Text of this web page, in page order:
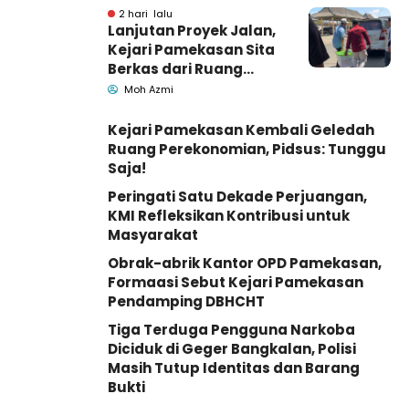
2 hari lalu
Lanjutan Proyek Jalan,
Kejari Pamekasan Sita
Berkas dari Ruang
Pemkab Pamekasan
Moh Azmi
Kejari Pamekasan Kembali Geledah
Ruang Perekonomian, Pidsus: Tunggu
Saja!
Peringati Satu Dekade Perjuangan,
KMI Refleksikan Kontribusi untuk
Masyarakat
Obrak-abrik Kantor OPD Pamekasan,
Formaasi Sebut Kejari Pamekasan
Pendamping DBHCHT
Tiga Terduga Pengguna Narkoba
Diciduk di Geger Bangkalan, Polisi
Masih Tutup Identitas dan Barang
Bukti